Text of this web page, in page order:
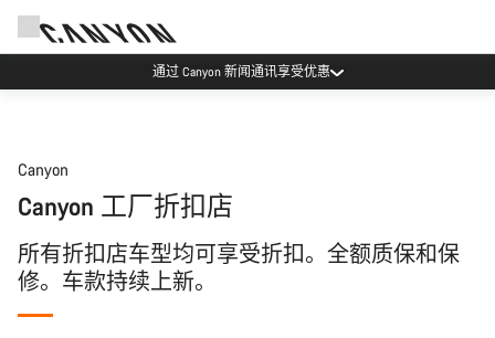
通过 Canyon 新闻通讯享受优惠
Canyon
Canyon 工厂折扣店
所有折扣店车型均可享受折扣。全额质保和保
修。车款持续上新。